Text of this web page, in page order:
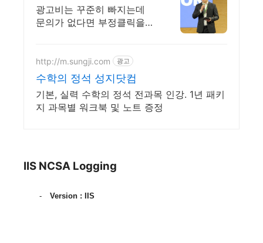
전시
광고비는 꾸준히 빠지는데
문의가 없다면 부정클릭을
http://m.sungji.com 광고
수학의 정석 성지닷컴
기본, 실력 수학의 정석 전과목 인강. 1년 패키
지 과목별 워크북 및 노트 증정
IIS NCSA Logging
- Version : IIS